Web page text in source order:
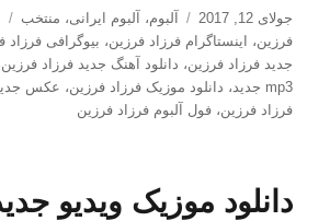
ارسال
شده
در
جولای 12, 2017 دسته‌ها
آلبوم، آلبوم ایرانی، منتخب
فرزین، اینستاگرام فرزاد فرزین، بیوگرافی فرزاد
جدید فرزاد فرزین، دانلود آهنگ جدید فرزاد فرزین
mp3 جدید
، دانلود موزیک فرزاد فرزین، عکس
فرزاد فرزین،فول آلبوم فرزاد فرزین
دانلود موزیک ویدیو